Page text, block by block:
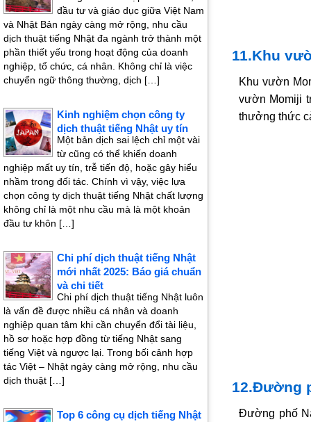
11.Khu
Khu vườn
vườn Momiji
thưởng thức
12.Đường
Đường phố
đầu tư và giáo dục giữa Việt Nam
và Nhật Bản ngày càng mở rộng, nhu cầu
dịch thuật tiếng Nhật đa ngành trở thành một
phần thiết yếu trong hoạt động của doanh
nghiệp, tổ chức, cá nhân. Không chỉ là việc
chuyển ngữ thông thường, dịch […]
Kinh nghiệm chọn công ty
dịch thuật tiếng Nhật uy tín
Một bản dịch sai lệch chỉ một vài
từ cũng có thể khiến doanh
nghiệp mất uy tín, trễ tiến độ, hoặc gây hiểu
nhầm trong đối tác. Chính vì vậy, việc lựa
chọn công ty dịch thuật tiếng Nhật chất lượng
không chỉ là một nhu cầu mà là một khoản
đầu tư khôn […]
Chi phí dịch thuật tiếng Nhật
mới nhất 2025: Báo giá chuẩn
và chi tiết
Chi phí dịch thuật tiếng Nhật luôn
là vấn đề được nhiều cá nhân và doanh
nghiệp quan tâm khi cần chuyển đổi tài liệu,
hồ sơ hoặc hợp đồng từ tiếng Nhật sang
tiếng Việt và ngược lại. Trong bối cảnh hợp
tác Việt – Nhật ngày càng mở rộng, nhu cầu
dịch thuật […]
Top 6 công cụ dịch tiếng Nhật